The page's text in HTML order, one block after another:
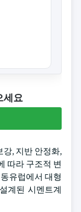
세요
, 지반 안정화,
따라 구조적 변
유럽에서 대형
계된 시멘트계